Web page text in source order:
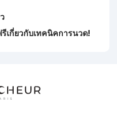
เกี่ยวกับเทคนิคการนวด!